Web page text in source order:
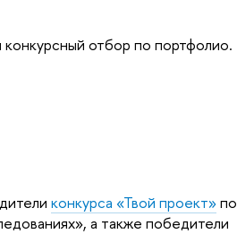
отбор по портфолио.
конкурса «Твой проект»по
», а также победители